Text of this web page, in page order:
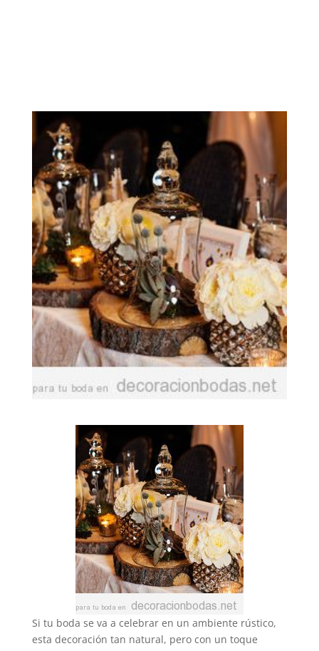
Si tu boda se va a celebrar en un ambiente rústico,
esta decoración tan natural, pero con un toque